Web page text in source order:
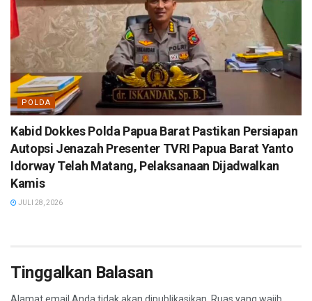
POLDA
Kabid Dokkes Polda Papua Barat Pastikan Persiapan
Autopsi Jenazah Presenter TVRI Papua Barat Yanto
Idorway Telah Matang, Pelaksanaan Dijadwalkan
Kamis
JULI 28, 2026
Tinggalkan Balasan